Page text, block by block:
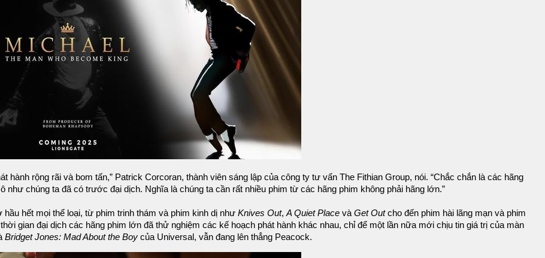
rộng rãi và bom tấn,” Patrick Corcoran, thành viên sáng lập của công ty tư vấn The Fithian Group, nói. “Chắc chắn là các hãng
chúng ta đã có trước đại dịch. Nghĩa là chúng ta cần rất nhiều phim từ các hãng phim không phải hãng lớn.”
hết mọi thể loại, từ phim trinh thám và phim kinh dị như Knives Out, A Quiet Place và Get Outcho đến phim hài lãng mạn và phim
thời gian đại dịch các hãng phim lớn đã thử nghiệm các kế hoạch phát hành khác nhau, chỉ để một lần nữa mới chịu tin giá trị của màn
Bridget Jones: Mad About the Boy của Universal, vẫn đang lên thẳng Peacock.